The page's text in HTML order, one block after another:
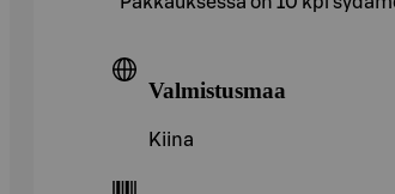
Valmistusmaa
Kiina